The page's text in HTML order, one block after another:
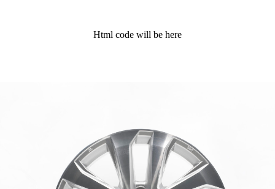
Html code will be here